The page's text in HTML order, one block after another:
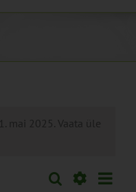
mai 2025. Vaata üle
Sündmused
Otsi Päev